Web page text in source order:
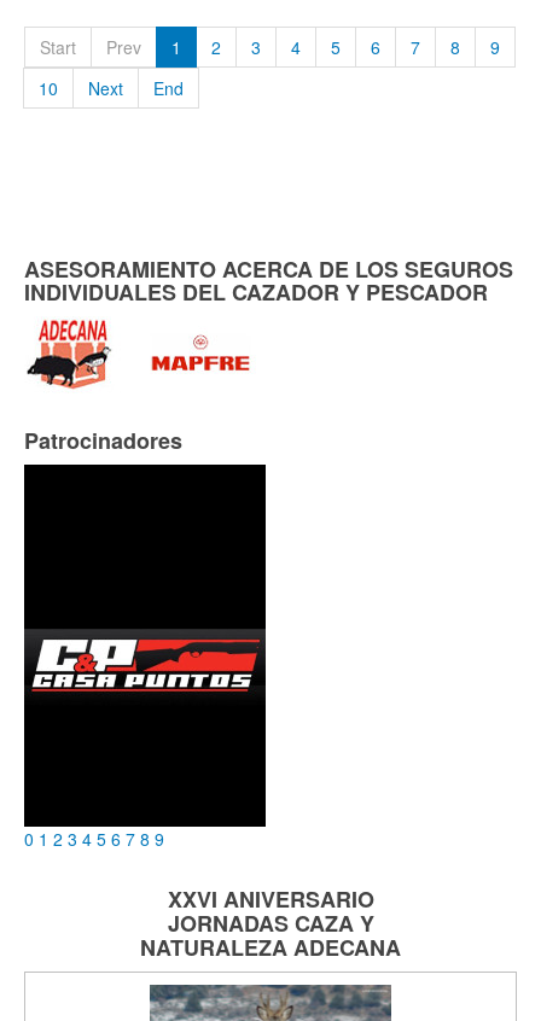
Start Prev 1 2 3 4 5 6 7 8
9
10
Next End
ASESORAMIENTO ACERCA DE LOS SEGUROS
INDIVIDUALES DEL CAZADOR Y PESCADOR
Patrocinadores
0 1 2 3 4 5 6 7 8 9
XXVI ANIVERSARIO
JORNADASCAZA Y
NATURALEZAADECANA